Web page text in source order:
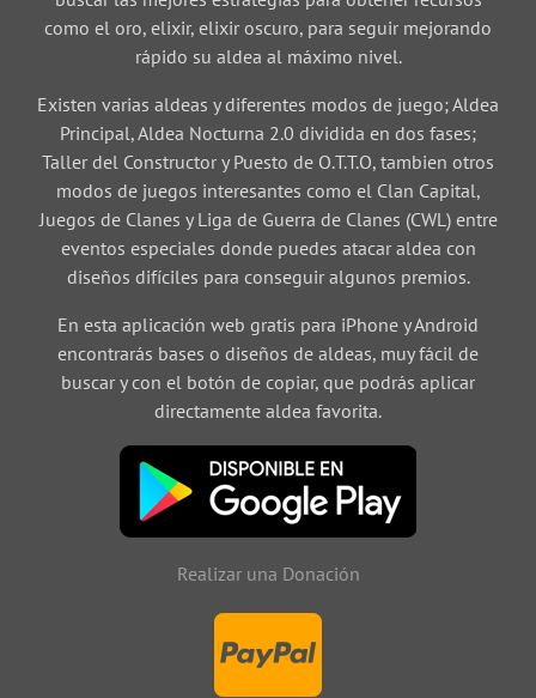
como el oro, elixir, elixir oscuro, para seguir mejorando
rápido su aldea al máximo nivel.
Existen varias aldeas y diferentes modos de juego; Aldea
Principal, Aldea Nocturna 2.0 dividida en dos fases;
Taller del Constructor y Puesto de O.T.T.O, tambien otros
modos de juegos interesantes como el Clan Capital,
Juegos de Clanes y Liga de Guerra de Clanes (CWL) entre
eventos especiales donde puedes atacar aldea con
diseños difíciles para conseguir algunos premios.
En esta aplicación web gratis para iPhone y Android
encontrarás bases o diseños de aldeas, muy fácil de
buscar y con el botón de copiar, que podrás aplicar
directamente aldea favorita.
Realizar una Donación